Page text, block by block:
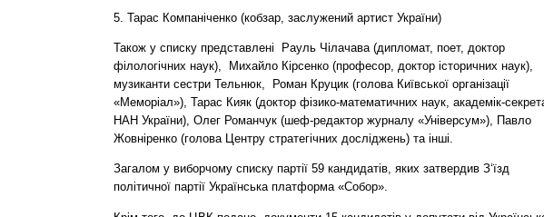
5. Тарас Компаніченко (кобзар, заслужений артист України)
Також у списку представлені Рауль Чілачава (дипломат, поет, доктор
філологічних наук), Михайло Кірсенко (професор, доктор історичних наук),
музиканти сестри Тельнюк, Роман Круцик (голова Київської організації
«Меморіал»), Тарас Кияк (доктор фізико-математичних наук, академік-
НАН України), Олег Романчук (шеф-редактор журналу «Універсум»), Павло
Жовніренко (голова Центру стратегічних досліджень) та інші.
Загалом у виборчому списку партії 59 кандидатів, яких затвердив З‘їзд
політичної партії Українська платформа «Собор».